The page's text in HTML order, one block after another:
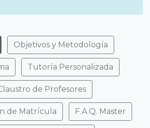
Objetivos y Metodología
Tutoría Personalizada
de Profesores
de Matrícula F.A.Q. Master